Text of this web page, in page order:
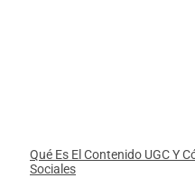
Qué Es El Contenido UGC Y
Sociales